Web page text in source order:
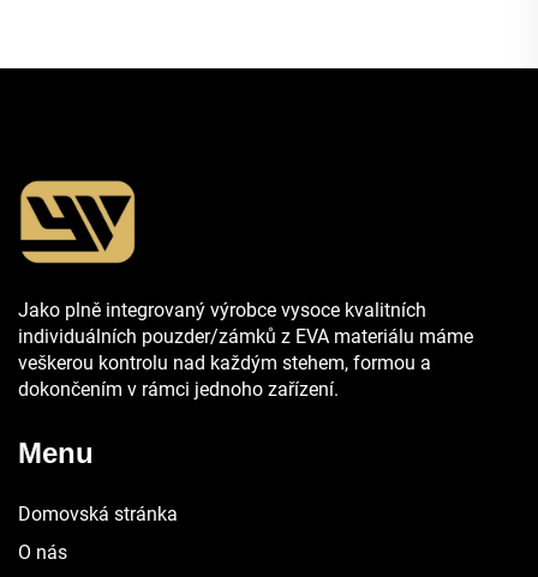
Jako plně integrovaný výrobce vysoce kvalitních
individuálních pouzder/zámků z EVA materiálu máme
veškerou kontrolu nad každým stehem, formou a
dokončením v rámci jednoho zařízení.
Menu
Domovská stránka
O nás